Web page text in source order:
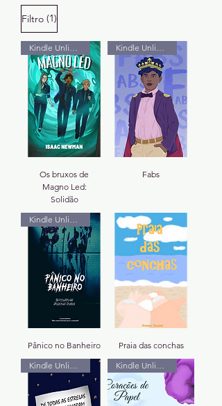
Filtro (1)
Kindle Unlimited
Os bruxos de
Magno Led:
Solidão
Kindle Unlimited
Fabs
Pânico no Banheiro
Praia das conchas
Kindle Unlimited
Kindle Unlimited